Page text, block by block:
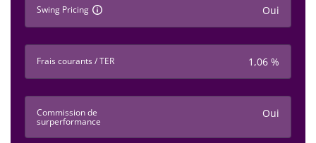
Swing Pricing Oui
Frais courants / TER 1,06 %
Commission de
surperformance
Oui